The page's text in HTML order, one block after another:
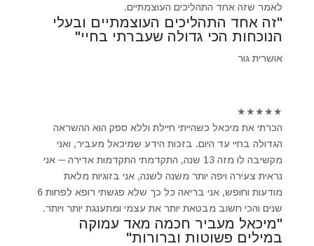
לאמר שזה אחד התהליכים העוצמתיים.
"זה אחד התהליכים העוצמתיים ובעלי
הנוכחות הכי גדולה שעברתי בחיי"
אושרית גור
★
★
★
★
★
הכרתי את מיכאל כשהייתי חיילת וללא ספק הוא ההשראה
הגדולה בחיי עד היום. בזכות הידע שמיכאל מעביר, ואני
מקשיבה לו מזה 13 שנה, התקדמתי התקדמות אדירה ─ אני
נראית צעירה ויפה יותר משנה לשנה, אני בזוגיות מלאת
מודעות וחופש, אני בריאה כל כך שלא פגשתי רופא לפחות 6
שנים והכי חשוב מבטאת יותר את עצמי ומתענגת יותר ויותר.
"מיכאל מעביר חכמה מאד עמוקה
במילים פשוטות וברורות"